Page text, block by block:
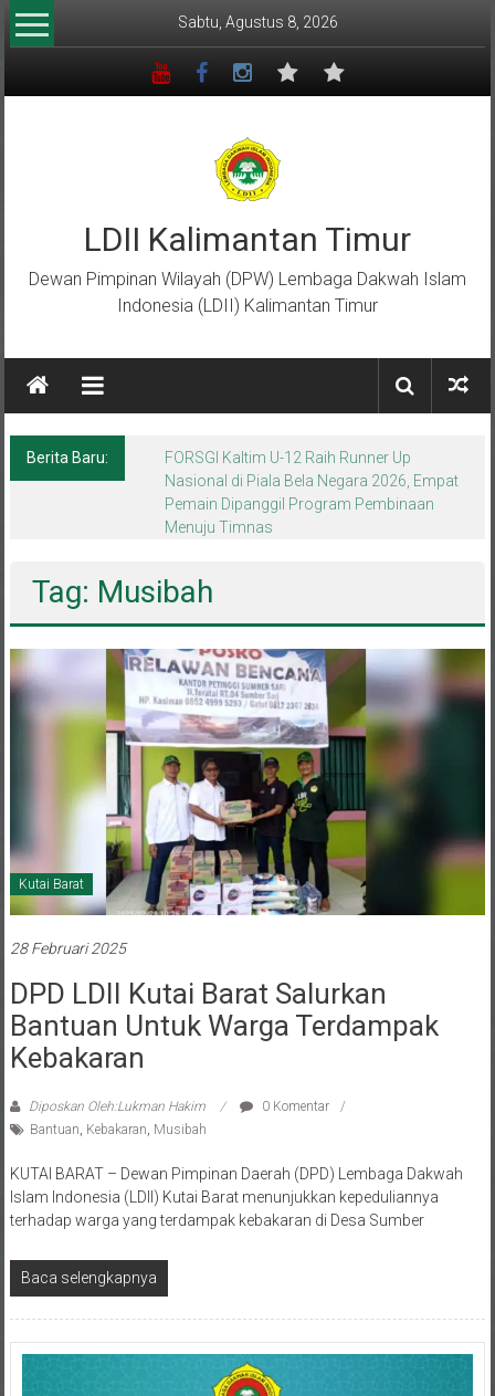
Lompat
ke
Sabtu, Agustus 8, 2026
LDII Kalimantan Timur
Dewan Pimpinan Wilayah (DPW) Lembaga Dakwah Islam
Indonesia (LDII) Kalimantan Timur
Berita Baru:
Menempa Generasi Muda Berkarakter Luhur
di Bumi Perkemahan Makroman Indah
melalui CAI ke-47
Kutai Barat
Bantuan Untuk Warga Terdampak
Kebakaran
Bantuan, Kebakaran,Musibah
Islam Indonesia (LDII) Kutai Barat menunjukkan kepeduliannya
terhadap warga yang terdampak kebakaran di Desa Sumber